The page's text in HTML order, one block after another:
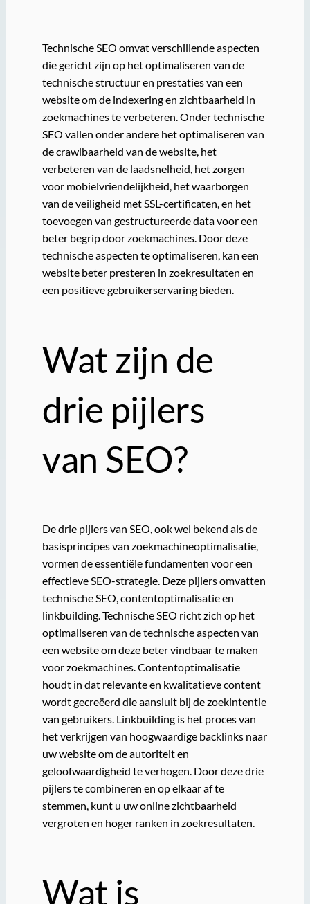
Technische SEO omvat verschillende aspecten
die gericht zijn op het optimaliseren van de
technische structuur en prestaties van een
website om de indexering en zichtbaarheid in
zoekmachines te verbeteren. Onder technische
SEO vallen onder andere het optimaliseren van
de crawlbaarheid van de website, het
verbeteren van de laadsnelheid, het zorgen
voor mobielvriendelijkheid, het waarborgen
van de veiligheid met SSL-certificaten, en het
toevoegen van gestructureerde data voor een
beter begrip door zoekmachines. Door deze
technische aspecten te optimaliseren, kan een
website beter presteren in zoekresultaten en
een positieve gebruikerservaring bieden.
Wat zijn de
drie pijlers
van SEO?
De drie pijlers van SEO, ook wel bekend als de
basisprincipes van zoekmachineoptimalisatie,
vormen de essentiële fundamenten voor een
effectieve SEO-strategie. Deze pijlers omvatten
technische SEO, contentoptimalisatie en
linkbuilding. Technische SEO richt zich op het
optimaliseren van de technische aspecten van
een website om deze beter vindbaar te maken
voor zoekmachines. Contentoptimalisatie
houdt in dat relevante en kwalitatieve content
wordt gecreëerd die aansluit bij de zoekintentie
van gebruikers. Linkbuilding is het proces van
het verkrijgen van hoogwaardige backlinks naar
uw website om de autoriteit en
geloofwaardigheid te verhogen. Door deze drie
pijlers te combineren en op elkaar af te
stemmen, kunt u uw online zichtbaarheid
vergroten en hoger ranken in zoekresultaten.
Wat is